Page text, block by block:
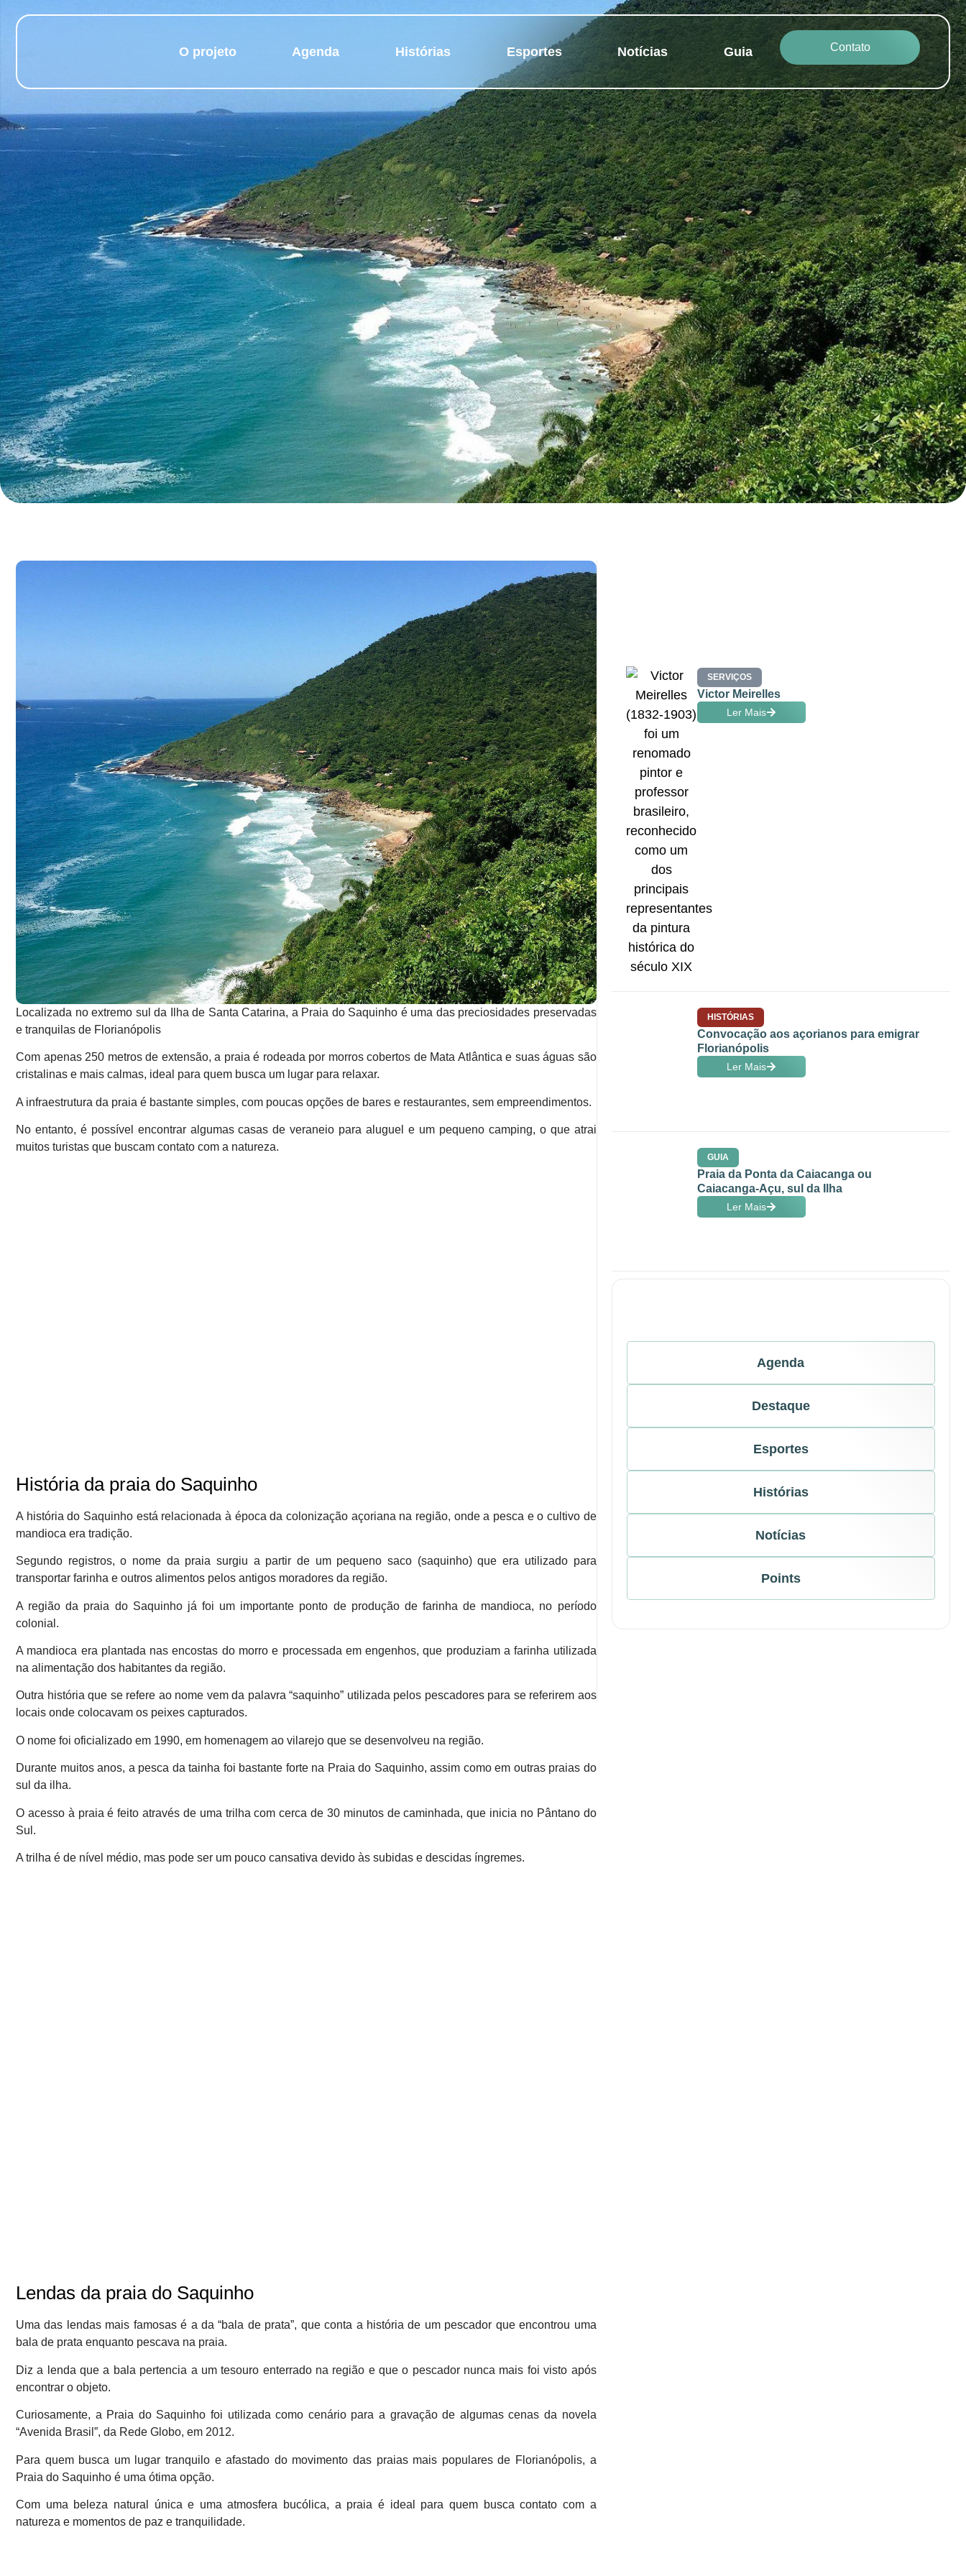
O projeto Agenda Histórias Esportes Notícias Guia Contato
Localizada no extremo sul da Ilha de Santa Catarina, a Praia do Saquinho é uma das preciosidades preservadas
e tranquilas de Florianópolis
Com apenas 250 metros de extensão, a praia é rodeada por morros cobertos de Mata Atlântica e suas águas são
cristalinas e mais calmas, ideal para quem busca um lugar para relaxar.
A infraestrutura da praia é bastante simples, com poucas opções de bares e restaurantes, sem empreendimentos.
No entanto, é possível encontrar algumas casas de veraneio para aluguel e um pequeno camping, o que atrai
muitos turistas que buscam contato com a natureza.
História da praia do Saquinho
A história do Saquinho está relacionada à época da colonização açoriana na região, onde a pesca e o cultivo de
mandioca era tradição.
Segundo registros, o nome da praia surgiu a partir de um pequeno saco (saquinho) que era utilizado para
transportar farinha e outros alimentos pelos antigos moradores da região.
A região da praia do Saquinho já foi um importante ponto de produção de farinha de mandioca, no período
colonial.
A mandioca era plantada nas encostas do morro e processada em engenhos, que produziam a farinha utilizada
na alimentação dos habitantes da região.
Outra história que se refere ao nome vem da palavra “saquinho” utilizada pelos pescadores para se referirem aos
locais onde colocavam os peixes capturados.
O nome foi oficializado em 1990, em homenagem ao vilarejo que se desenvolveu na região.
Durante muitos anos, a pesca da tainha foi bastante forte na Praia do Saquinho, assim como em outras praias do
sul da ilha.
O acesso à praia é feito através de uma trilha com cerca de 30 minutos de caminhada, que inicia no Pântano do
Sul.
A trilha é de nível médio, mas pode ser um pouco cansativa devido às subidas e descidas íngremes.
Lendas da praia do Saquinho
Uma das lendas mais famosas é a da “bala de prata”, que conta a história de um pescador que encontrou uma
bala de prata enquanto pescava na praia.
Diz a lenda que a bala pertencia a um tesouro enterrado na região e que o pescador nunca mais foi visto após
encontrar o objeto.
Curiosamente, a Praia do Saquinho foi utilizada como cenário para a gravação de algumas cenas da novela
“Avenida Brasil”, da Rede Globo, em 2012.
Para quem busca um lugar tranquilo e afastado do movimento das praias mais populares de Florianópolis, a
Praia do Saquinho é uma ótima opção.
Com uma beleza natural única e uma atmosfera bucólica, a praia é ideal para quem busca contato com a
natureza e momentos de paz e tranquilidade.
SERVIÇOS
Victor Meirelles
Ler Mais
HISTÓRIAS
Convocação aos açorianos para emigrar
Florianópolis
Ler Mais
GUIA
Praia da Ponta da Caiacanga ou
Caiacanga-Açu, sul da Ilha
Ler Mais
Agenda
Destaque
Esportes
Histórias
Notícias
Points